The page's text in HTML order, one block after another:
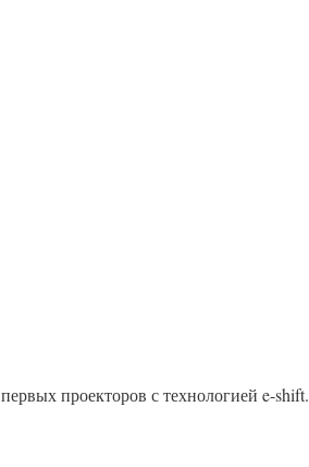
проекторов с технологией e-shift.